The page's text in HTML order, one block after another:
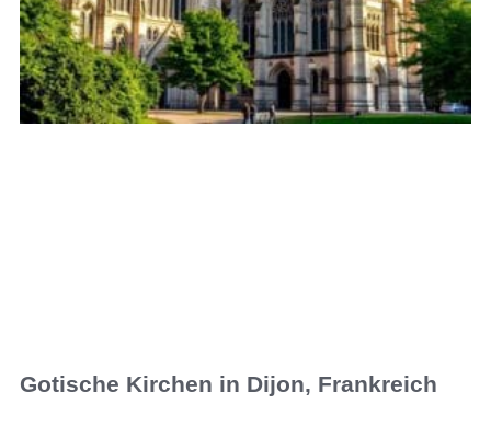
Gotische Kirchen in Dijon, Frankreich